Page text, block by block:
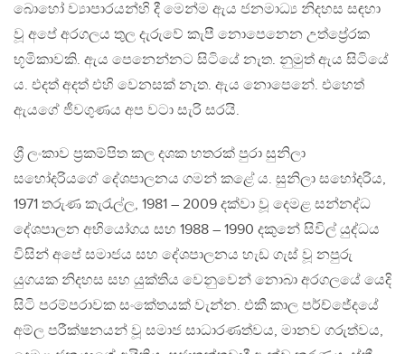
බොහෝ ව්‍යාපාරයන්හි දී මෙන්ම ඇය ජනමාධ්‍ය නිදහස සඳහා
වූ අපේ අරගලය තුල දැරුවේ කැපී නොපෙනෙන උත්ප්‍රේරක
භූමිකාවකි. ඇය පෙනෙන්නට සිටියේ නැත. නුමුත් ඇය සිටියේ
ය. එදත් අදත් එහි වෙනසක් නැත. ඇය නොපෙනේ. එහෙත්
ඇයගේ ජීවගුණය අප වටා සැරි සරයි.
ශ්‍රී ලංකාව ප්‍රකම්පිත කල දශක හතරක් පුරා සුනිලා
සහෝදරියගේ දේශපාලනය ගමන් කළේ ය. සුනිලා සහෝදරිය,
1971 තරුණ කැරැල්ල, 1981 – 2009 දක්වා වූ දෙමළ සන්නද්ධ
දේශපාලන අභියෝගය සහ 1988 – 1990 දකුනේ සිවිල් යුද්ධය
විසින් අපේ සමාජය සහ දේශපාලනය හැඩ ගැස් වූ නපුරු
යුගයක නිදහස සහ යුක්තිය වෙනුවෙන් නොබා අරගලයේ යෙදි
සිටි පරම්පරාවක සංකේතයක් වැන්න. එකී කාල පර්ච්ජේදයේ
අම්ල පරීක්ෂනයන් වූ සමාජ සාධාරණත්වය, මානව ගරුත්වය,